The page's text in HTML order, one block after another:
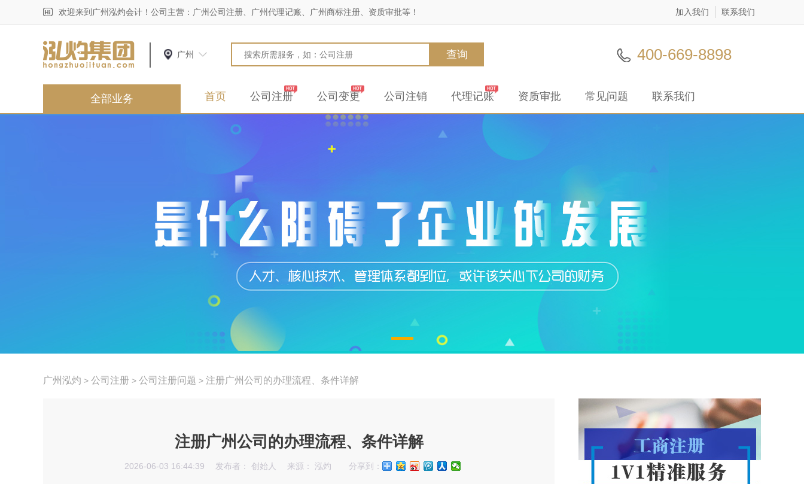
欢迎来到广州泓灼会计！公司主营：广州公司注册、广州代理记账、广州商标注册、资质审批等！ 加入我们 联系我们
广州 400-669-8898
查询
全部业务 首页 公司注册 公司变更 公司注销 代理记账 资质审批 常见问题 联系我们
广州泓灼 > 公司注册 > 公司注册问题 > 注册广州公司的办理流程、条件详解
注册广州公司的办理流程、条件详解
2026-06-03 16:44:39 发布者： 创始人 来源： 泓灼 分享到：